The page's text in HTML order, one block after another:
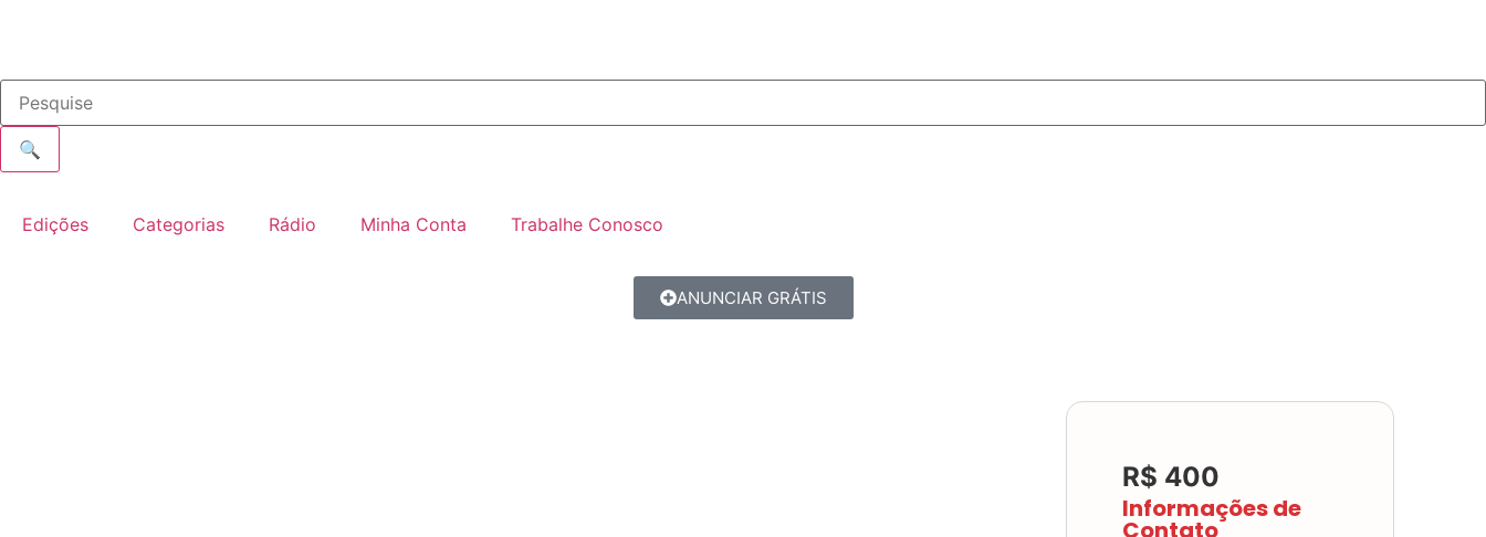
🔍
Edições Categorias Rádio Minha Conta Trabalhe Conosco
ANUNCIAR GRÁTIS
R$ 400
Informações de
Contato